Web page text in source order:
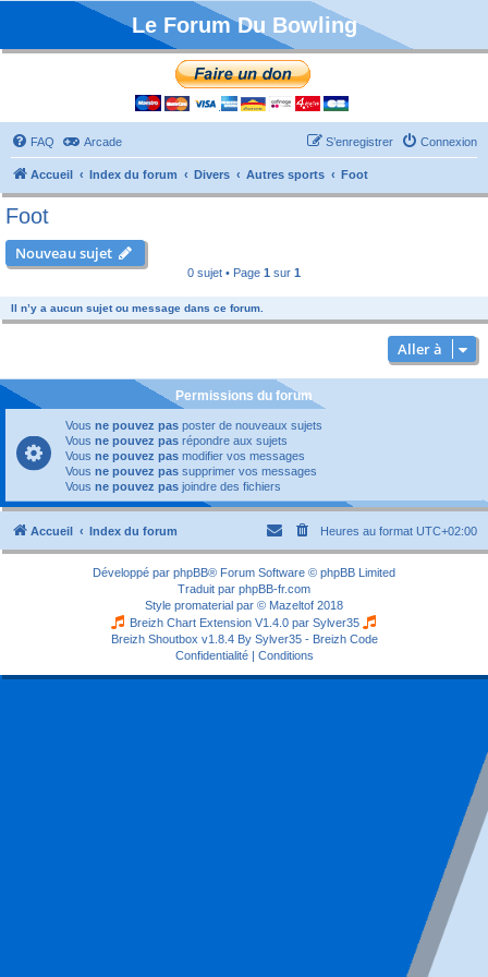
Le Forum Du Bowling
FAQ Arcade Connexion
S’enregistrer
Accueil Index du forum Divers Autres sports Foot
Foot
Nouveau sujet
0 sujet • Page 1 sur 1
Il n’y a aucun sujet ou message dans ce forum.
Aller à
Permissions du forum
Vous ne pouvez pas poster de nouveaux sujets
Vous ne pouvez pas répondre aux sujets
Vous ne pouvez pas modifier vos messages
Vous ne pouvez pas supprimer vos messages
Vous ne pouvez pas joindre des fichiers
Accueil Index du forum Heures au format UTC+02:00
Développé par phpBB® Forum Software © phpBB Limited
Traduit par phpBB-fr.com
Style promaterial par © Mazeltof 2018
Breizh Chart Extension V1.4.0 par Sylver35
Breizh Shoutbox v1.8.4 By Sylver35 - Breizh Code
Confidentialité| Conditions